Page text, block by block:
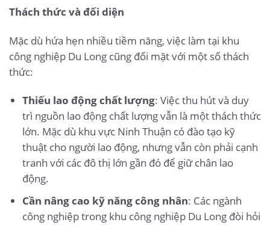
Thách thức và đối diện
Mặc dù hứa hẹn nhiều tiềm năng, việc làm tại khu
công nghiệp Du Long cũng đối mặt với một số thách
thức:
Thiếu lao động chất lượng: Việc thu hút và duy
trì nguồn lao động chất lượng vẫn là một thách thức
lớn. Mặc dù khu vực Ninh Thuận có đào tạo kỹ
thuật cho người lao động, nhưng vẫn còn phải cạnh
tranh với các đô thị lớn gần đó để giữ chân lao
động.
Cần nâng cao kỹ năng công nhân: Các ngành
công nghiệp trong khu công nghiệp Du Long đòi hỏi